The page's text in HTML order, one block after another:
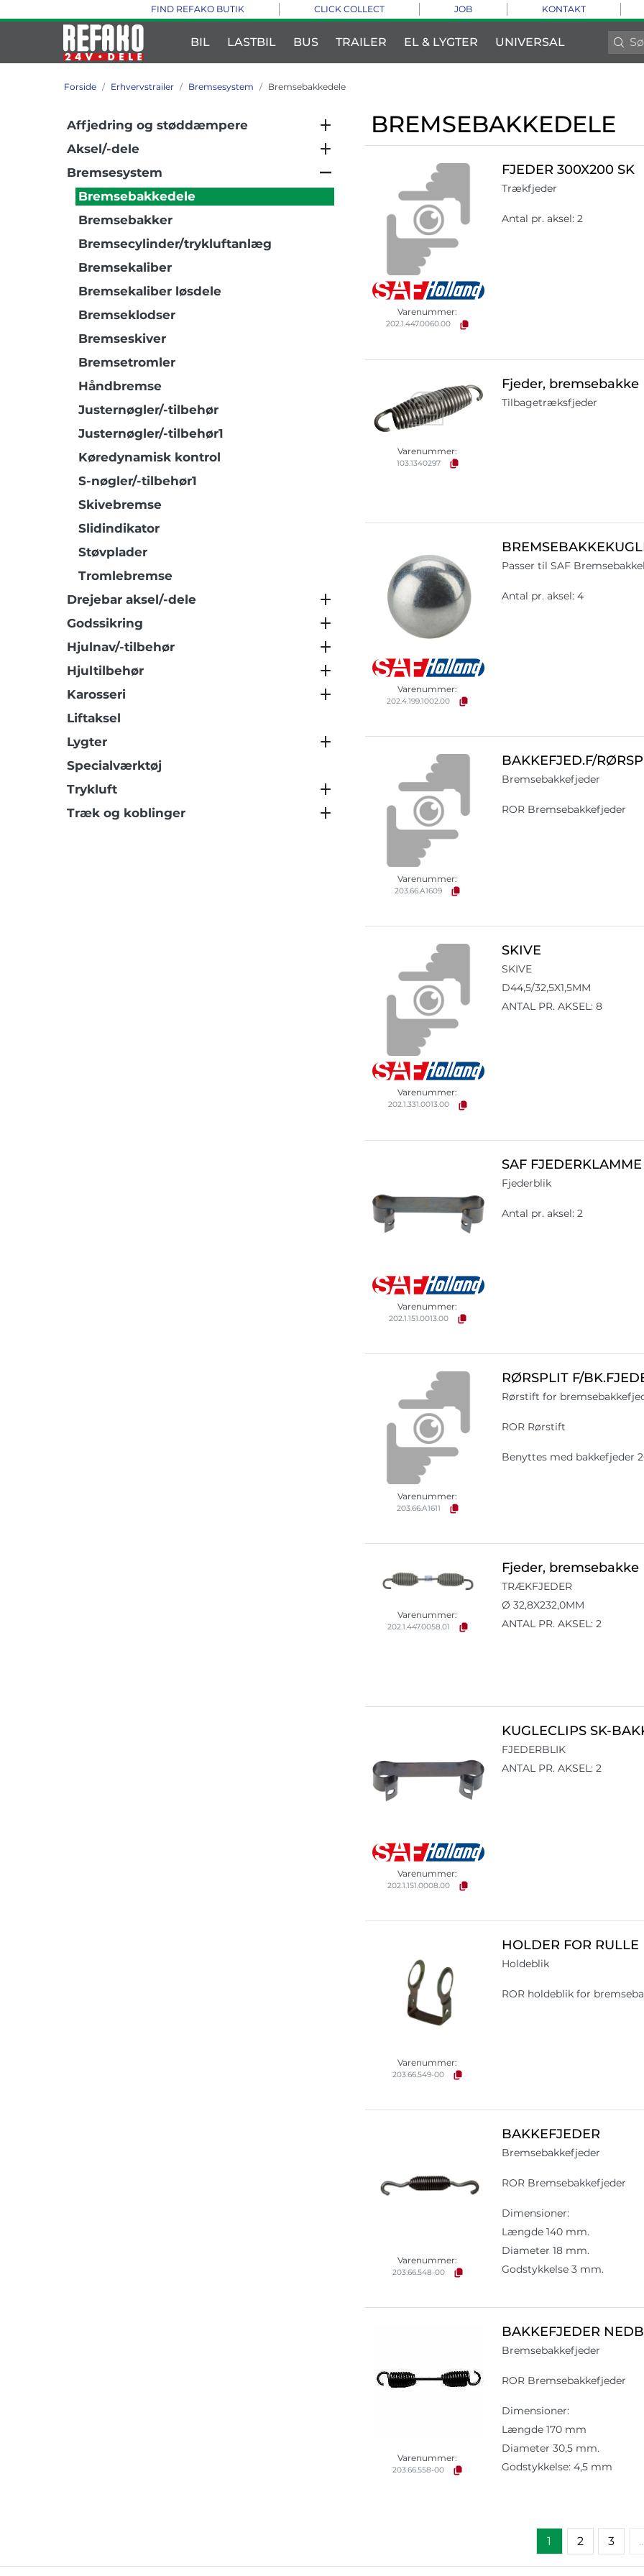
FIND REFAKO BUTIK CLICK COLLECT JOB KONTAKT
BIL LASTBIL BUS TRAILER EL & LYGTER UNIVERSAL
Forside Erhvervstrailer Bremsesystem Bremsebakkedele
Affjedring og støddæmpere
Aksel/-dele
Bremsesystem
Bremsebakkedele
Bremsebakker
Bremsecylinder/trykluftanlæg
Bremsekaliber
Bremsekaliber løsdele
Bremseklodser
Bremseskiver
Bremsetromler
Håndbremse
Justernøgler/-tilbehør
Justernøgler/-tilbehør1
Køredynamisk kontrol
S-nøgler/-tilbehør1
Skivebremse
Slidindikator
Støvplader
Tromlebremse
Drejebar aksel/-dele
Godssikring
Hjulnav/-tilbehør
Hjultilbehør
Karosseri
Liftaksel
Lygter
Specialværktøj
Trykluft
Træk og koblinger
BREMSEBAKKEDELE
Varenummer:
202.1.447.0060.00
FJEDER 300X200 SK
Trækfjeder
Antal pr. aksel: 2
Varenummer:
103.1340297
Fjeder, bremsebakke
Tilbagetræksfjeder
Varenummer:
202.4.199.1002.00
Passer til SAF
Antal pr. aksel: 4
Varenummer:
203.66.A1609
BAKKEFJED.F/
Bremsebakkefjeder
ROR Bremsebakkefjeder
Varenummer:
202.1.331.0013.00
SKIVE
SKIVE
D44,5/32,5X1,5MM
ANTAL PR. AKSEL: 8
Varenummer:
202.1.151.0013.00
SAF FJEDERKLAMME
Fjederblik
Antal pr. aksel: 2
Varenummer:
203.66.A1611
RØRSPLIT F/
Rørstift for
ROR Rørstift
Benyttes med bakkefjeder
Varenummer:
202.1.447.0058.01
Fjeder, bremsebakke
TRÆKFJEDER
Ø 32,8X232,0MM
ANTAL PR. AKSEL: 2
Varenummer:
202.1.151.0008.00
KUGLECLIPS SK-
FJEDERBLIK
ANTAL PR. AKSEL: 2
Varenummer:
203.66.549-00
HOLDER FOR RULLE
Holdeblik
ROR holdeblik for
Varenummer:
203.66.548-00
BAKKEFJEDER
Bremsebakkefjeder
ROR Bremsebakkefjeder
Dimensioner:
Længde 140 mm.
Diameter 18 mm.
Godstykkelse 3 mm.
Varenummer:
203.66.558-00
BAKKEFJEDER
Bremsebakkefjeder
ROR Bremsebakkefjeder
Dimensioner:
Længde 170 mm
Diameter 30,5 mm.
Godstykkelse: 4,5 mm
1 2 3